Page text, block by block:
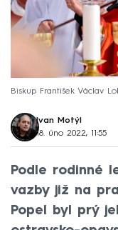
Biskup František Václav
Ivan Motýl
18. úno 2022, 11:55
Podle rodinné
vazby již na
Popel byl prý